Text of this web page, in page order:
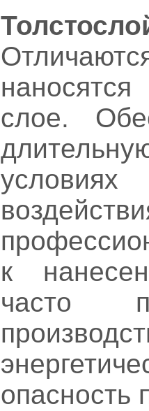
слое.
к
часто
опасность